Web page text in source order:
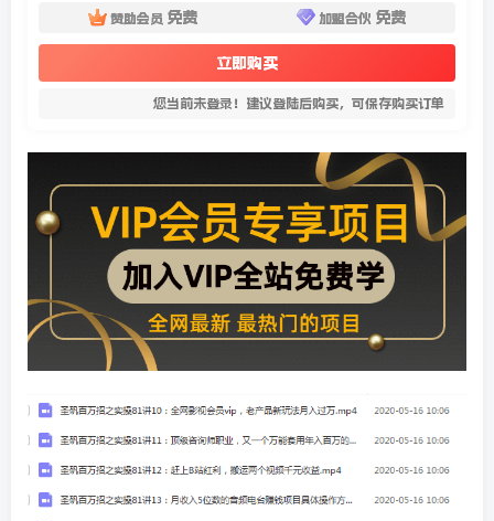
赞助会员 免费 加盟合伙 免费
立即购买
您当前未登录！建议登陆后购买，可保存购买订单